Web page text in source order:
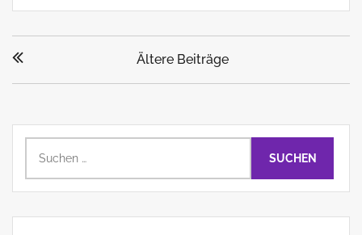
Beitragsnavigation
Ältere Beiträge
nach: